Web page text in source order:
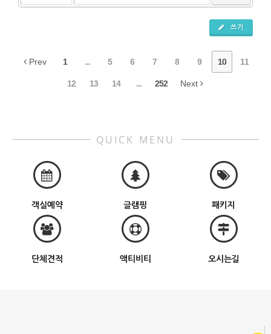
쓰기
Prev 1 ... 5 6 7 8 9 10 11
12 13 14 ... 252 Next
QUICK MENU
객실예약 글램핑 패키지
단체견적 액티비티 오시는길